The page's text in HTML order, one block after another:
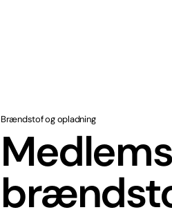
Brændstof og opladning